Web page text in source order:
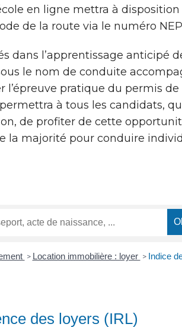
en ligne mettra à
de la route via le numéro
dans l’apprentissage anticipé
le nom de conduite
l’épreuve pratique du permis de
à tous les candidats,
de profiter de cette
la majorité pour conduire
> Location immobilière : loyer > Indice
des loyers (IRL)